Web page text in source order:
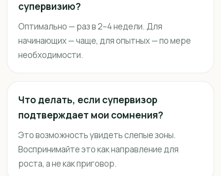
супервизию?
Оптимально — раз в 2–4 недели. Для
начинающих — чаще, для опытных — по мере
необходимости.
Что делать, если супервизор
подтверждает мои сомнения?
Это возможность увидеть слепые зоны.
Воспринимайте это как направление для
роста, а не как приговор.